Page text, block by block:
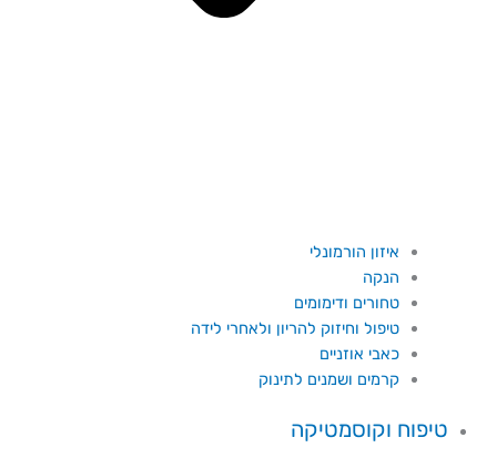
איזון הורמונלי
הנקה
טחורים ודימומים
טיפול וחיזוק להריון ולאחרי לידה
כאבי אוזניים
קרמים ושמנים לתינוק
טיפוח וקוסמטיקה